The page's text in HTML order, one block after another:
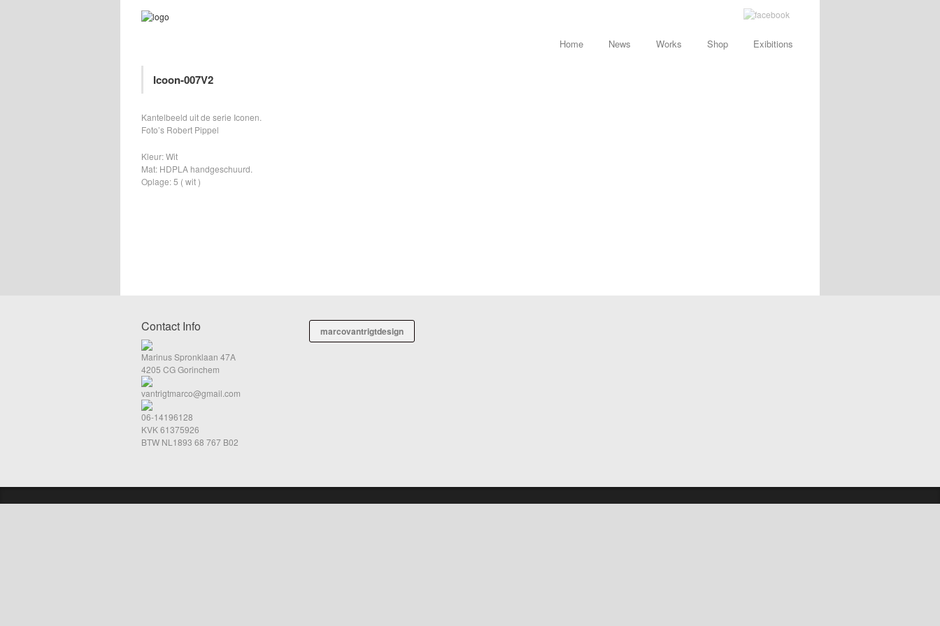
Home News Works Shop Exibitions
Icoon-007V2
Kantelbeeld uit de serie Iconen.
Foto’s Robert Pippel
Kleur: Wit
Mat: HDPLA handgeschuurd.
Oplage: 5 ( wit )
Contact Info
Marinus Spronklaan 47A
4205 CG Gorinchem
vantrigtmarco@gmail.com
06-14196128
KVK 61375926
BTW NL1893 68 767 B02
marcovantrigtdesign